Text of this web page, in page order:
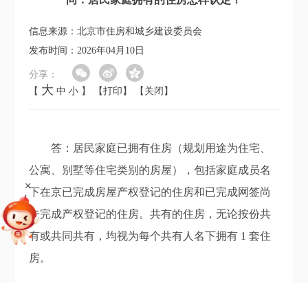
信息来源：北京市住房和城乡建设委员会
发布时间：2026年04月10日
分享：
【 大 中 小 】 【打印】 【关闭】
答：居民家庭已拥有住房（规划用途为住宅、
公寓、别墅等住宅类别的房屋），包括家庭成员名
下在京已完成房屋产权登记的住房和已完成网签尚
未完成产权登记的住房。共有的住房，无论按份共
有或共同共有，均视为每个共有人名下拥有 1 套住
房。
+